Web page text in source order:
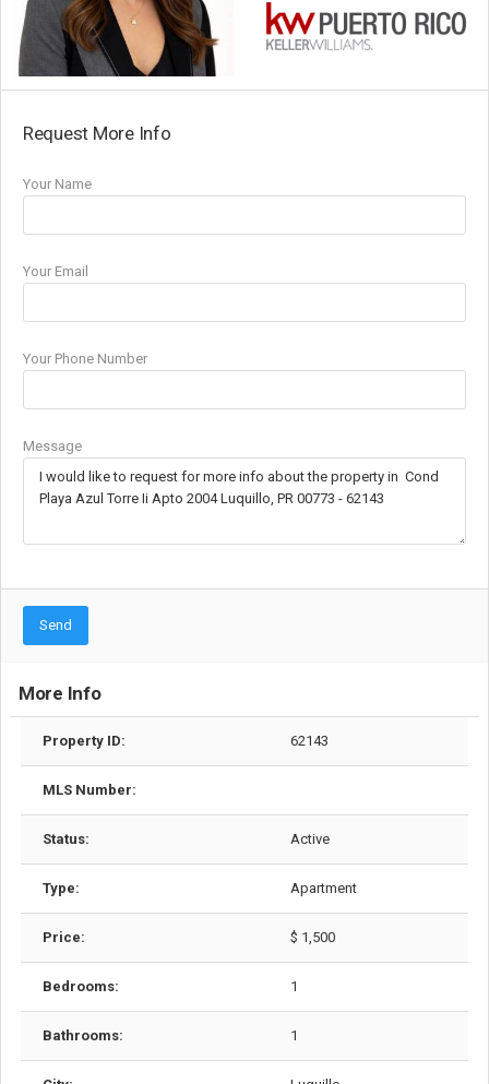
Request More Info
Your Name
Your Email
Your Phone Number
Message
Send
More Info
Property ID: 62143
MLS Number:
Status: Active
Type: Apartment
Price: $ 1,500
Bedrooms: 1
Bathrooms: 1